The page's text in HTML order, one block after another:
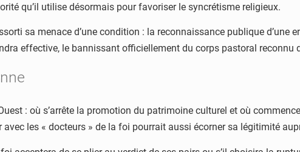
qu’il utilise désormais pour favoriser le syncrétisme religieux.
sa menace d’une condition : la reconnaissance publique d’une
effective, le bannissant officiellement du corps pastoral reconnu
: où s’arrête la promotion du patrimoine culturel et où
les « docteurs » de la foi pourrait aussi écorner sa légitimité